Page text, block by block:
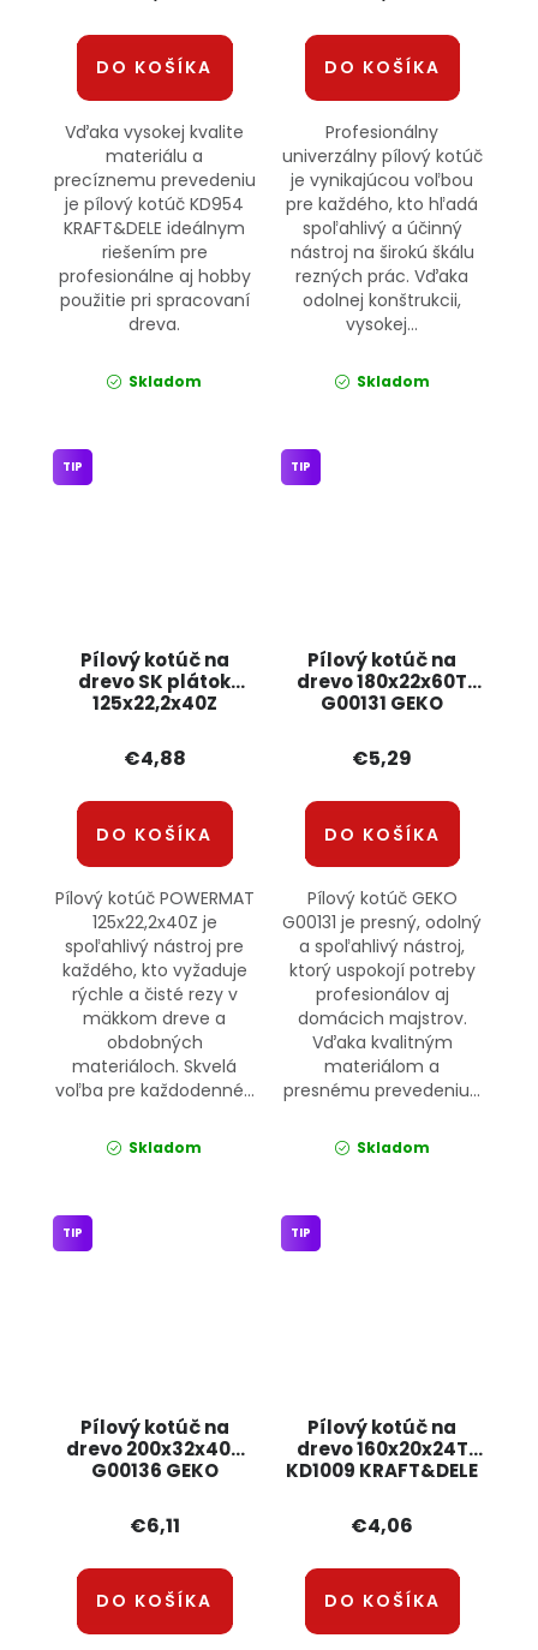
DO KOŠÍKA
Vďaka vysokej kvalite
materiálu a
precíznemu prevedeniu
je pílový kotúč KD954
KRAFT&DELE ideálnym
riešením pre
profesionálne aj hobby
použitie pri spracovaní
dreva.
Skladom
DO KOŠÍKA
Profesionálny
univerzálny pílový kotúč
je vynikajúcou voľbou
pre každého, kto hľadá
spoľahlivý a účinný
nástroj na širokú škálu
rezných prác. Vďaka
odolnej konštrukcii,
vysokej...
Skladom
Pílový kotúč na
drevo SK plátok
125x22,2x40Z
TIP
€4,88
DO KOŠÍKA
Pílový kotúč POWERMAT
125x22,2x40Z je
spoľahlivý nástroj pre
každého, kto vyžaduje
rýchle a čisté rezy v
mäkkom dreve a
obdobných
materiáloch. Skvelá
voľba pre každodenné...
Skladom
Pílový kotúč na
drevo 180x22x60T
G00131 GEKO
TIP
€5,29
DO KOŠÍKA
Pílový kotúč GEKO
G00131 je presný, odolný
a spoľahlivý nástroj,
ktorý uspokojí potreby
profesionálov aj
domácich majstrov.
Vďaka kvalitným
materiálom a
presnému prevedeniu...
Skladom
Pílový kotúč na
drevo 200x32x40T
G00136 GEKO
TIP
€6,11
DO KOŠÍKA
Pílový kotúč na
drevo 160x20x24T
KD1009 KRAFT&DELE
TIP
€4,06
DO KOŠÍKA